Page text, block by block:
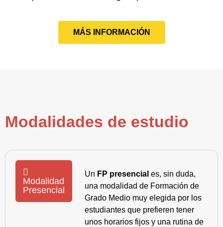
MÁS INFORMACIÓN
Modalidades de estudio
Modalidad
Presencial
Un FP presencial es, sin duda,
una modalidad de Formación de
Grado Medio muy elegida por los
estudiantes que prefieren tener
unos horarios fijos y una rutina de